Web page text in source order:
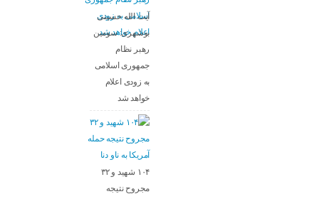
آیت الله حسینی
بوشهری: سومین
رهبر نظام
جمهوری اسلامی
به زودی اعلام
خواهد شد
۱۰۴ شهید و ۳۲
مجروح نتیجه